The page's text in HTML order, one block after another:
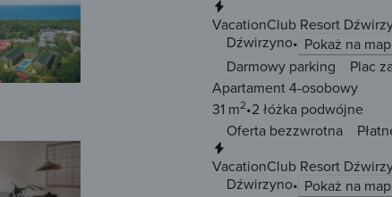
VacationClub Resort
Dźwirzyno
Pokaż na
Darmowy parking
Plac
Apartament 4-osobowy
31 m2 2 łóżka podwójne
Oferta bezzwrotna
VacationClub Resort
Dźwirzyno
Pokaż na